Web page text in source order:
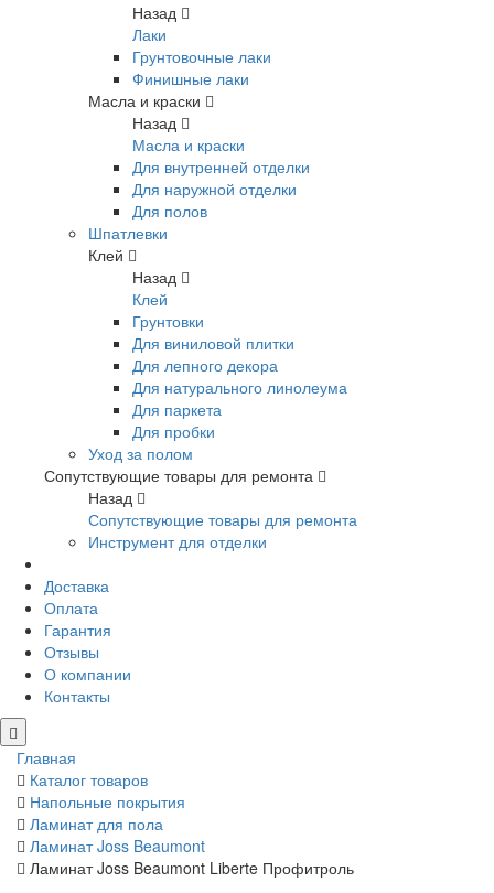
Назад
Лаки
Грунтовочные лаки
Финишные лаки
Масла и краски
Назад
Масла и краски
Для внутренней отделки
Для наружной отделки
Для полов
Шпатлевки
Клей
Назад
Клей
Грунтовки
Для виниловой плитки
Для лепного декора
Для натурального линолеума
Для паркета
Для пробки
Уход за полом
Сопутствующие товары для ремонта
Назад
Сопутствующие товары для ремонта
Инструмент для отделки
Доставка
Оплата
Гарантия
Отзывы
О компании
Контакты
Главная
Каталог товаров
Напольные покрытия
Ламинат для пола
Ламинат Joss Beaumont
Ламинат Joss Beaumont Liberte Профитроль